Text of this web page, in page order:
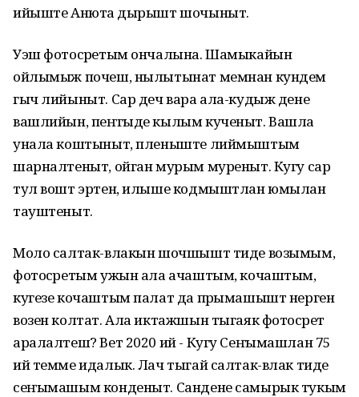
ийыште Анюта ӱдырышт шочыныт.
Уэш фотосӱретым ончалына. Шамыкайын
ойлымыж почеш, нылытынат мемнан кундем
гыч лийыныт. Сар деч вара ала-кудыж дене
вашлийын, пеҥгыде кылым кученыт. Вашла
унала коштыныт, пленыште лиймыштым
шарналтеныт, ойган мурым муреныт. Кугу сар
тул вошт эртен, илыше кодмыштлан юмылан
тауштеныт.
Моло салтак-влакын шочшышт тиде возымым,
фотосӱретым ужын ала ачаштым, кочаштым,
кугезе кочаштым палат да пӱрымашышт нерген
возен колтат. Ала иктажшын тыгаяк фотосӱрет
аралалтеш? Вет 2020 ий - Кугу Сеҥымашлан 75
ий темме идалык. Лач тыгай салтак-влак тиде
сеҥымашым конденыт. Сандене самырык тукым